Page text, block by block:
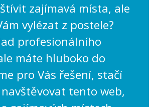
zajímavá místa, ale
vylézat z postele?
profesionálního
máte hluboko do
pro Vás řešení, stačí
tento web,